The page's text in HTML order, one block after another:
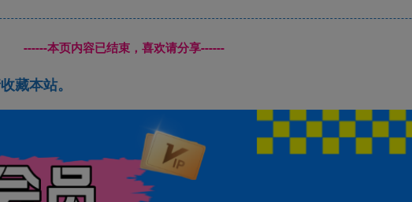
------本页内容已结束，喜欢请分享------
藏本站。